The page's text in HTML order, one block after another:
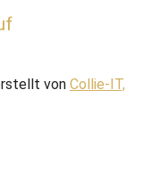
von Collie-IT,